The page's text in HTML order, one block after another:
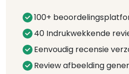
100+
40 Indrukwekkende
Eenvoudig recensie
Review afbeelding